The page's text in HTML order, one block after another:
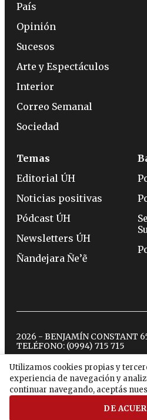
Utilizamos cookies propias y
experiencia de navegación y
continuar navegando, aceptás
DE
País
Opinión
Sucesos
Arte y Espectáculos
Interior
Correo Semanal
Sociedad
Temas
Editorial ÚH
Noticias positivas
Pódcast ÚH
Newsletters ÚH
Ñandejara Ñe’ẽ
2026 - BENJAMÍN CONSTANT
TELÉFONO: (0994) 715 715
twitterinstagram
facebook
tiktok